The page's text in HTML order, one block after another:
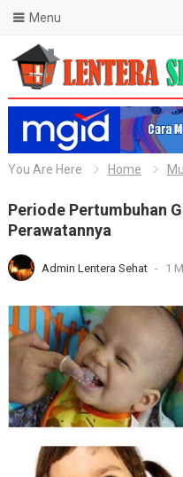
Lentera Sehat
Menu
You Are Here Home
Periode Pertumbuhan
Perawatannya
Admin Lentera Sehat - 1